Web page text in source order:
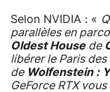
Selon NVIDIA : «
parallèles en
Oldest Housede
libérer le Paris
de Wolfenstein :
GeForce RTX